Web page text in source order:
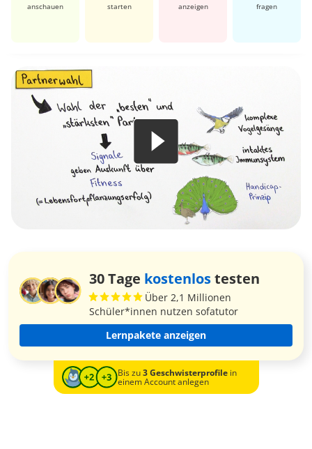
anschauen starten anzeigen fragen
30 Tage kostenlostesten
Über 2,1 Millionen
Schüler*innen nutzen sofatutor
Lernpakete anzeigen
Bis zu3 Geschwisterprofilein
einem Account anlegen